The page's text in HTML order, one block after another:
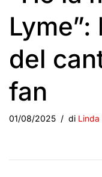
del
fan
01/08/2025 di Linda